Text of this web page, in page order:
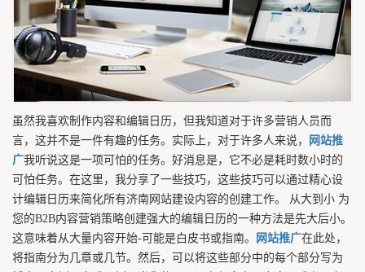
虽然我喜欢制作内容和编辑日历，但我知道对于许多营销人员而
言，这并不是一件有趣的任务。实际上，对于许多人来说，
网站推
广我听说这是一项可怕的任务。好消息是，它不必是耗时数小时的
可怕任务。在这里，我分享了一些技巧，这些技巧可以通过精心设
计编辑日历来简化所有济南网站建设内容的创建工作。 从大到小 为
您的B2B内容营销策略创建强大的编辑日历的一种方法是先大后小。
这意味着从大量内容开始-可能是白皮书或指南。
网站推广在此处，
将指南分为几章或几节。然后，可以将这些部分中的每个部分写为